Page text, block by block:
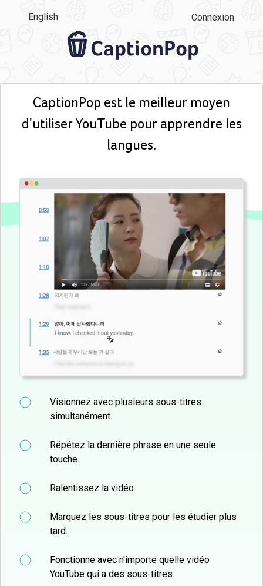
English Connexion
CaptionPop
CaptionPop est le meilleur moyen
d'utiliser YouTube pour apprendre les
langues.
Visionnez avec plusieurs sous-titres
simultanément.
Répétez la dernière phrase en une seule
touche.
Ralentissez la vidéo.
Marquez les sous-titres pour les étudier plus
tard.
Fonctionne avec n'importe quelle vidéo
YouTube qui a des sous-titres.